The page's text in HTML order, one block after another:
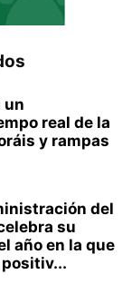
un
real de la
y rampas
del
su
año en la que
positiv...